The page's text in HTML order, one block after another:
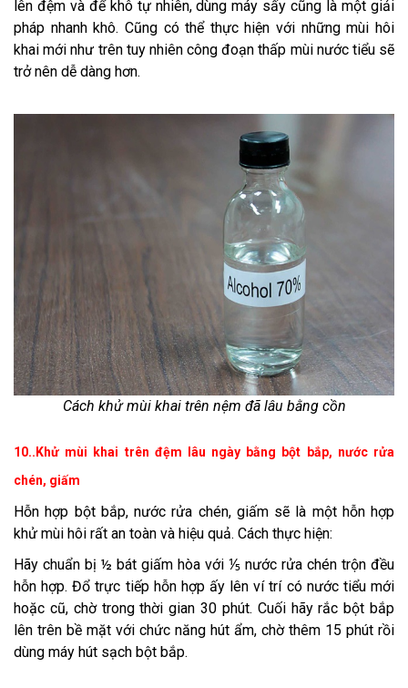
lên đệm và để khô tự nhiên, dùng máy sấy cũng là một giải
pháp nhanh khô. Cũng có thể thực hiện với những mùi hôi
khai mới như trên tuy nhiên công đoạn thấp mùi nước tiểu sẽ
trở nên dễ dàng hơn.
Cách khử mùi khai trên nệm đã lâu bằng cồn
10..Khử mùi khai trên đệm lâu ngày bằng bột bắp, nước rửa
chén, giấm
Hỗn hợp bột bắp, nước rửa chén, giấm sẽ là một hỗn hợp
khử mùi hôi rất an toàn và hiệu quả. Cách thực hiện:
Hãy chuẩn bị ½ bát giấm hòa với ⅕ nước rửa chén trộn đều
hỗn hợp. Đổ trực tiếp hỗn hợp ấy lên ví trí có nước tiểu mới
hoặc cũ, chờ trong thời gian 30 phút. Cuối hãy rắc bột bắp
lên trên bề mặt với chức năng hút ẩm, chờ thêm 15 phút rồi
dùng máy hút sạch bột bắp.